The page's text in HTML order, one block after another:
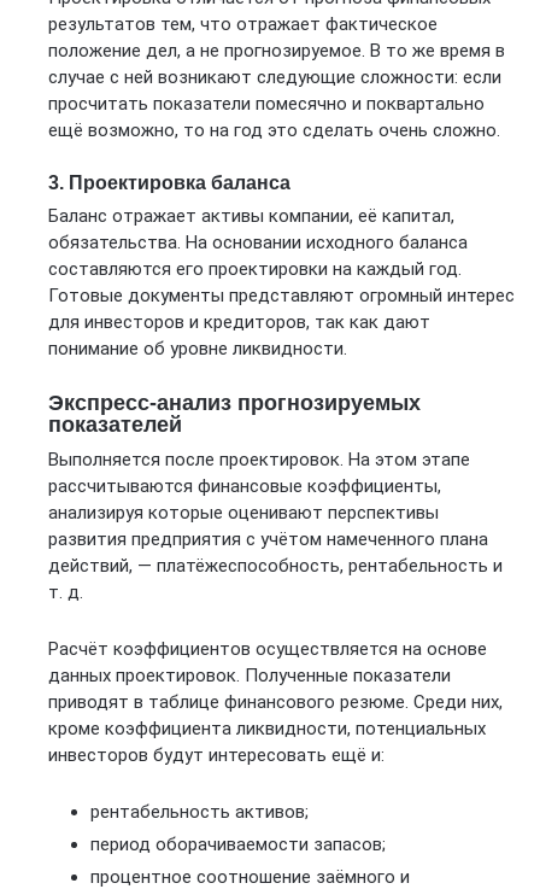
результатов тем, что отражает фактическое
положение дел, а не прогнозируемое. В то же время в
случае с ней возникают следующие сложности: если
просчитать показатели помесячно и поквартально
ещё возможно, то на год это сделать очень сложно.
3. Проектировка баланса
Баланс отражает активы компании, её капитал,
обязательства. На основании исходного баланса
составляются его проектировки на каждый год.
Готовые документы представляют огромный интерес
для инвесторов и кредиторов, так как дают
понимание об уровне ликвидности.
Экспресс-анализ прогнозируемых
показателей
Выполняется после проектировок. На этом этапе
рассчитываются финансовые коэффициенты,
анализируя которые оценивают перспективы
развития предприятия с учётом намеченного плана
действий, — платёжеспособность, рентабельность и
т. д.
Расчёт коэффициентов осуществляется на основе
данных проектировок. Полученные показатели
приводят в таблице финансового резюме. Среди них,
кроме коэффициента ликвидности, потенциальных
инвесторов будут интересовать ещё и:
рентабельность активов;
период оборачиваемости запасов;
процентное соотношение заёмного и